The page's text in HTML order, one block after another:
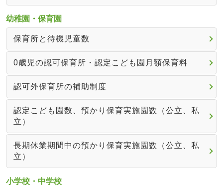
幼稚園・保育園
保育所と待機児童数
0歳児の認可保育所・認定こども園月額保育料
認可外保育所の補助制度
認定こども園数、預かり保育実施園数（公立、私
立）
長期休業期間中の預かり保育実施園数（公立、私
立）
小学校・中学校